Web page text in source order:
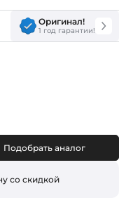
Оригинал!
1 год гарантии!
Подобрать аналог
со скидкой